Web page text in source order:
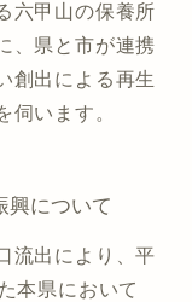
六甲山の保養所
、県と市が連携
創出による再生
伺います。
について
流出により、平
本県において